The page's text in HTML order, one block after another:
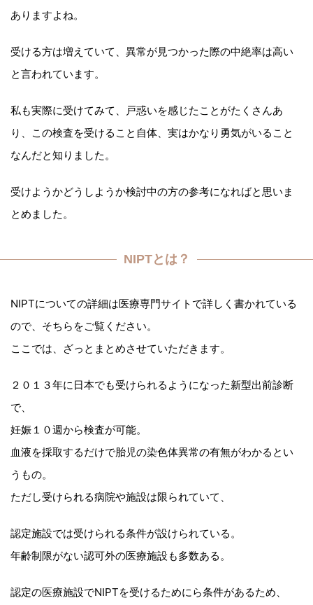
ありますよね。
受ける方は増えていて、異常が見つかった際の中絶率は高い
と言われています。
私も実際に受けてみて、戸惑いを感じたことがたくさんあ
り、この検査を受けること自体、実はかなり勇気がいること
なんだと知りました。
受けようかどうしようか検討中の方の参考になればと思いま
とめました。
NIPTとは？
NIPTについての詳細は医療専門サイトで詳しく書かれている
ので、そちらをご覧ください。
ここでは、ざっとまとめさせていただきます。
２０１３年に日本でも受けられるようになった新型出前診断
で、
妊娠１０週から検査が可能。
血液を採取するだけで胎児の染色体異常の有無がわかるとい
うもの。
ただし受けられる病院や施設は限られていて、
認定施設では受けられる条件が設けられている。
年齢制限がない認可外の医療施設も多数ある。
認定の医療施設でNIPTを受けるためにら条件があるため、